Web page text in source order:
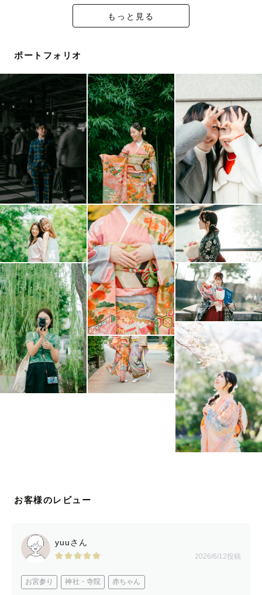
撮影に慣れていない方でもご安心ください💌👩🏻‍💻
撮影を心がけております◎
最後まで読んでいただきありがとうございます✨
皆さまに お会いできることを心よりお待ちしておりま
す。
こでちゃん/小寺絢子
もっと見る
ポートフォリオ
お客様のレビュー
yuuさん
2026/6/12投稿
お宮参り 神社・寺院 赤ちゃん